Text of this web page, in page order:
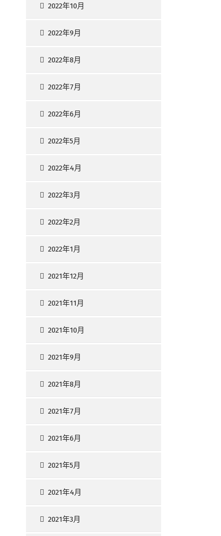
2022年10月
2022年9月
2022年8月
2022年7月
2022年6月
2022年5月
2022年4月
2022年3月
2022年2月
2022年1月
2021年12月
2021年11月
2021年10月
2021年9月
2021年8月
2021年7月
2021年6月
2021年5月
2021年4月
2021年3月